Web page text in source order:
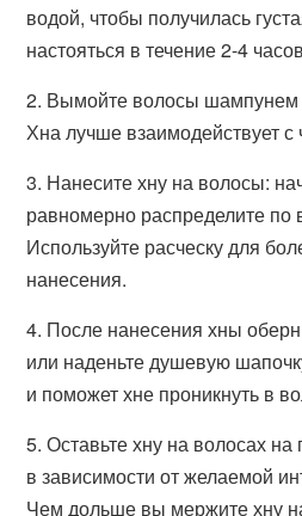
водой, чтобы получилась
настояться в течение 2-4
2. Вымойте волосы шампунем
Хна лучше взаимодействует
3. Нанесите хну на волосы:
равномерно распределите по
Используйте расческу для
нанесения.
4. После нанесения хны
или наденьте душевую
и поможет хне проникнуть в
5. Оставьте хну на волосах
в зависимости от желаемой
Чем дольше вы мержите хну